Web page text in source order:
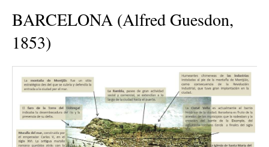
BARCELONA (Alfred Guesdon,
1853)